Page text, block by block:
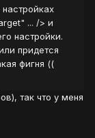
... /> и
настройки.
придется
фигня ((
так что у меня